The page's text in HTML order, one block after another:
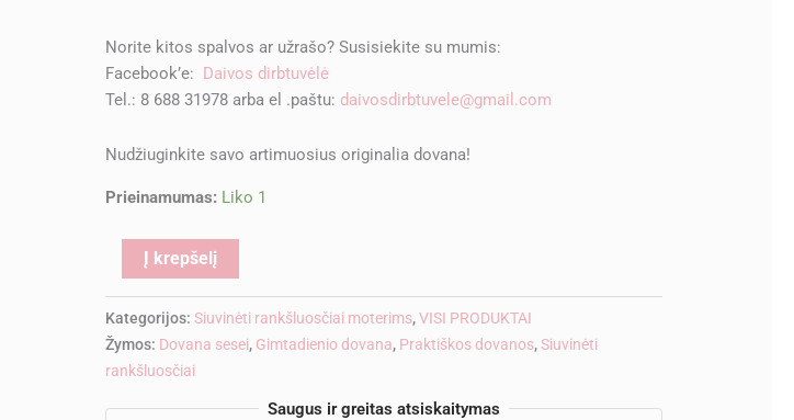
Norite kitos spalvos ar užrašo? Susisiekite su mumis:
Facebook’e: Daivos dirbtuvėlė
Tel.: 8 688 31978 arba el .paštu: daivosdirbtuvele@gmail.com
Nudžiuginkite savo artimuosius originalia dovana!
Prieinamumas: Liko 1
Į krepšelį
Kategorijos:Siuvinėti rankšluosčiai moterims,VISI PRODUKTAI
Žymos: Dovana sesei, Gimtadienio dovana, Praktiškos dovanos,Siuvinėti
rankšluosčiai
Saugus ir greitas atsiskaitymas